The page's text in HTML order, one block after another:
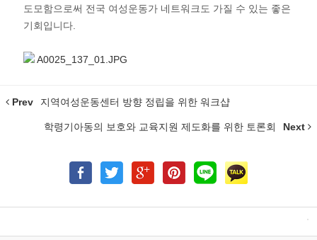
도모함으로써 전국 여성운동가 네트워크도 가질 수 있는 좋은
기회입니다.
A0025_137_01.JPG
Prev 지역여성운동센터 방향 정립을 위한 워크샵
학령기아동의 보호와 교육지원 제도화를 위한 토론회 Next